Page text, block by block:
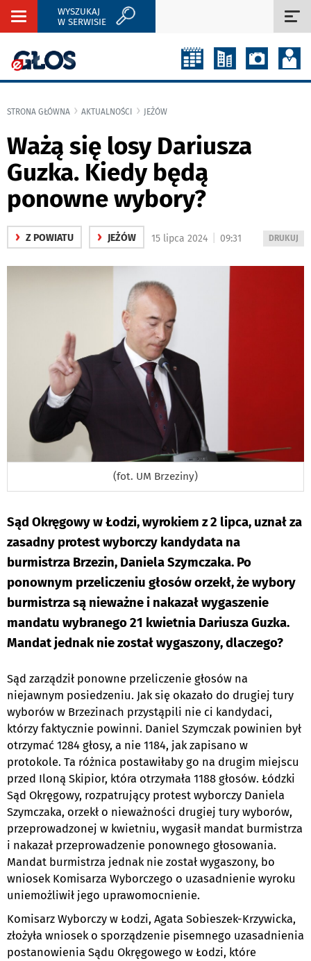
Rozwiń
WYSZUKAJ
W SERWISIE
STRONA GŁÓWNA AKTUALNOŚCI JEŻÓW
Ważą się losy Dariusza
Guzka. Kiedy będą
ponowne wybory?
› Z POWIATU › JEŻÓW
WYDRUKUJ
DRUKUJ
15 lipca 2024 09:31
(fot. UM Brzeziny)
Sąd Okręgowy w Łodzi, wyrokiem z 2 lipca, uznał za
zasadny protest wyborczy kandydata na
burmistrza Brzezin, Daniela Szymczaka. Po
ponownym przeliczeniu głosów orzekł, że wybory
burmistrza są nieważne i nakazał wygaszenie
mandatu wybranego 21 kwietnia Dariusza Guzka.
Mandat jednak nie został wygaszony, dlaczego?
Sąd zarządził ponowne przeliczenie głosów na
niejawnym posiedzeniu. Jak się okazało do drugiej tury
wyborów w Brzezinach przystąpili nie ci kandydaci,
którzy faktycznie powinni. Daniel Szymczak powinien był
otrzymać 1284 głosy, a nie 1184, jak zapisano w
protokole. Ta różnica postawiłaby go na drugim miejscu
przed Iloną Skipior, która otrzymała 1188 głosów. Łódzki
Sąd Okręgowy, rozpatrujący protest wyborczy Daniela
Szymczaka, orzekł o nieważności drugiej tury wyborów,
przeprowadzonej w kwietniu, wygasił mandat burmistrza
i nakazał przeprowadzenie ponownego głosowania.
Mandat burmistrza jednak nie został wygaszony, bo
wniosek Komisarza Wyborczego o uzasadnienie wyroku
uniemożliwił jego uprawomocnienie.
Komisarz Wyborczy w Łodzi, Agata Sobieszek-Krzywicka,
złożyła wniosek o sporządzenie pisemnego uzasadnienia
postanowienia Sądu Okręgowego w Łodzi, które